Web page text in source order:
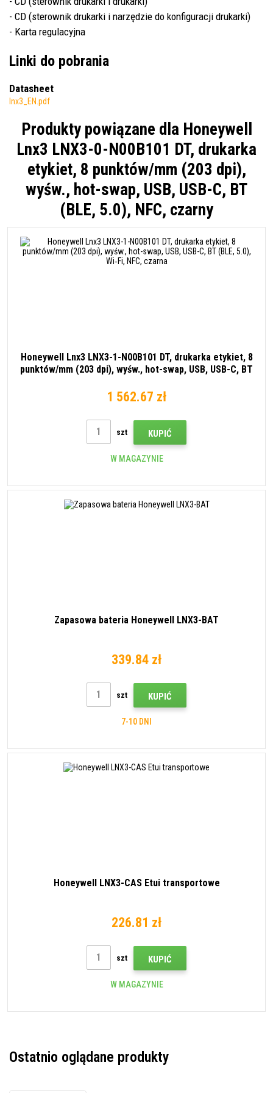
- CD (sterownik drukarki i narzędzie do konfiguracji drukarki)
- Karta regulacyjna
Linki do pobrania
Datasheet
lnx3_EN.pdf
Produkty powiązane dla Honeywell
Lnx3 LNX3-0-N00B101 DT, drukarka
etykiet, 8 punktów/mm (203 dpi),
wyśw., hot-swap, USB, USB-C, BT
(BLE, 5.0), NFC, czarny
Honeywell Lnx3 LNX3-1-N00B101 DT, drukarka etykiet, 8
punktów/mm (203 dpi), wyśw., hot-swap, USB, USB-C, BT
1 562.67 zł
szt KUPIĆ
W MAGAZYNIE
Zapasowa bateria Honeywell LNX3-BAT
339.84 zł
szt KUPIĆ
7-10 DNI
Honeywell LNX3-CAS Etui transportowe
226.81 zł
szt KUPIĆ
W MAGAZYNIE
Ostatnio oglądane produkty